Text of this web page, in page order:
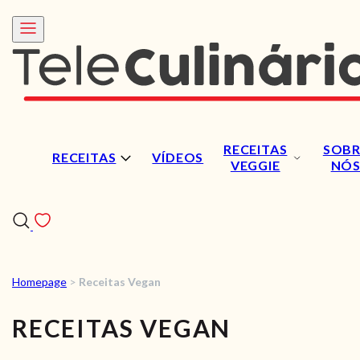
RECEITAS VÍDEOS
RECEITAS
VEGGIE
NÓS
VÍDEOS
Homepage > Receitas Vegan
RECEITAS VEGAN